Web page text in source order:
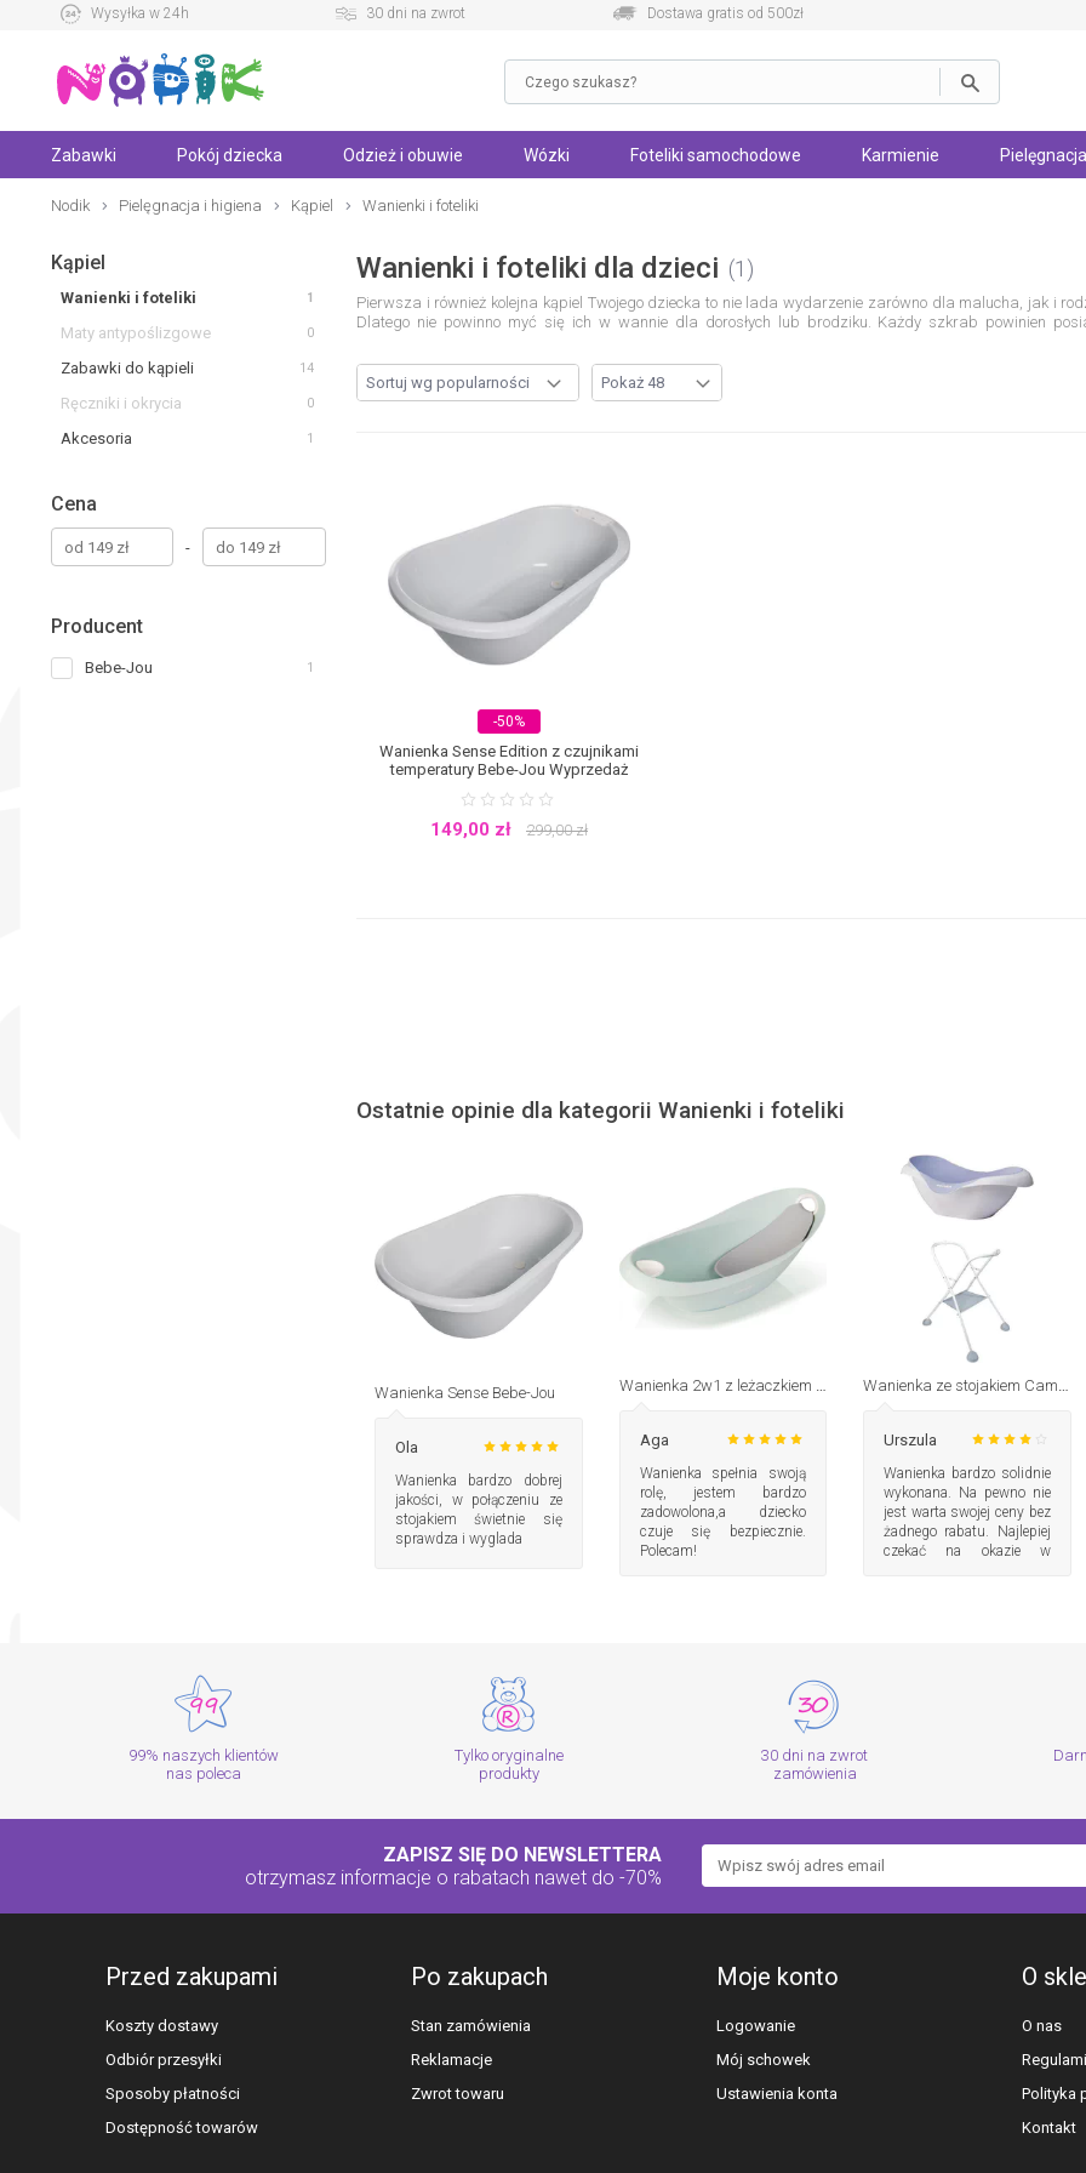
Wysyłka w 24h 30 dni na zwrot Dostawa gratis od 500zł
Zabawki Pokój dziecka Odzież i obuwie Wózki Foteliki samochodowe Karmienie
Nodik Pielęgnacja i higiena Kąpiel Wanienki i foteliki
Wanienki i foteliki dla dzieci 1
Pierwsza i również kolejna kąpiel Twojego dziecka to nie lada wydarzenie zarówno dla malucha, jak i
Dlatego nie powinno myć się ich w wannie dla dorosłych lub brodziku. Każdy szkrab powinien
Przecież wanienka to miejsce, w którym każdy maluch spędza wiele czasu.
,
Tobie i Twojemu maluszkowi zaraz po narodzinach. Dzięki niej kąpiel będzie przyjemnością dla
napełnisz ją do odpowiedniego poziomu, tak by bez problemu umyć malucha oraz uniknąć
podwyższenie, dzięki któremu rodzic może dopasować wysokość wanienki do swojego wzrostu.
akcesoria, które będą wykorzystane podczas kąpieli lub tuż po niej.
na wygodną kąpiel bez zbędnego ustawiania jej na stole, czy innym podwyższeniu.
rodziców, którzy często wyjeżdżają, ale również dla tych, którzy mają w domu małą przestrzeń i cenią
właściwie wszędzie. Niektóre modele posiadają również dodatkowe funkcje, dzięki którym możesz
wanienki nadmuchiwane, które podczas przewożenia zmieszczą się w torebce lub bagażu podręcznym.
utrzymuje malucha w odpowiedniej pozycji. Posiada anatomiczny kształt oraz właściwości
Wanienki i wysokiej jakości akcesoria do kąpieli
dobierana w ten sposób, aby każdy rodzic znalazł coś dla siebie. Oprócz wanienek dla dzieci
Kąpiel
Wanienki i foteliki 1
Maty antypoślizgowe 0
Zabawki do kąpieli 14
Ręczniki i okrycia 0
Akcesoria 1
Cena
-
Producent
Bebe-Jou 1
-50%
Wanienka Sense Edition z czujnikami
temperatury Bebe-Jou Wyprzedaż
149,00 zł 299,00zł
Ostatnie opinie dla kategorii Wanienki i foteliki
Wanienka Sense Bebe-Jou
Ola
Wanienka bardzo dobrej
jakości, w połączeniu ze
stojakiem świetnie się
sprawdza i wyglada
Aga
Wanienka spełnia swoją
rolę, jestem bardzo
zadowolona,a dziecko
czuje się bezpiecznie.
Polecam!
Urszula
Wanienka bardzo solidnie
wykonana. Na pewno nie
jest warta swojej ceny bez
żadnego rabatu. Najlepiej
czekać na okazje w
99% naszych klientów
nas poleca
Tylko oryginalne
produkty
30 dni na zwrot
zamówienia
ZAPISZ SIĘ DO NEWSLETTERA
otrzymasz informacje o rabatach nawet do -70%
Przed zakupami
Koszty dostawy
Odbiór przesyłki
Sposoby płatności
Dostępność towarów
Po zakupach
Stan zamówienia
Reklamacje
Zwrot towaru
Moje konto
Logowanie
Mój schowek
Ustawienia konta
O
O nas
Polityka
Kontakt